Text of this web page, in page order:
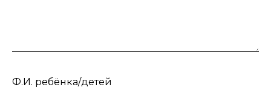
Ф.И. ребёнка/детей